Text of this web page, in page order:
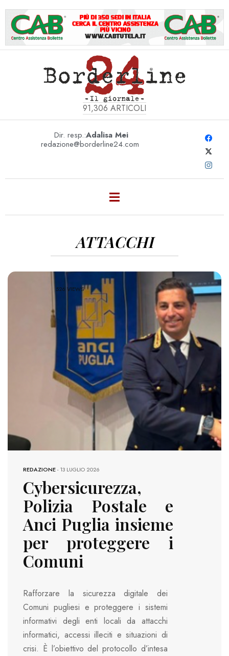
91,306 ARTICOLI
Dir. resp.:Adalisa Mei
redazione@borderline24.com
ATTACCHI
526 VIEWS
REDAZIONE-13 LUGLIO 2026
Cybersicurezza,
Polizia Postale e
Anci Puglia insieme
per proteggere i
Comuni
Rafforzare la sicurezza digitale dei
Comuni pugliesi e proteggere i sistemi
informativi degli enti locali da attacchi
informatici, accessi illeciti e situazioni di
crisi. È l’obiettivo del protocollo d’intesa